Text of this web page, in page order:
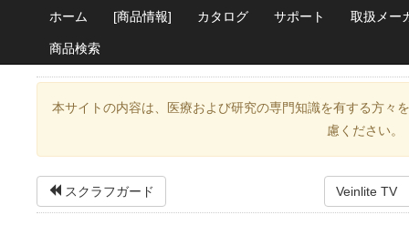
ホーム [商品情報] カタログ サポート 取扱メー
商品検索
本サイトの内容は、医療および研究の専門知識を有する方々
慮ください。
スクラフガード Veinlite TV